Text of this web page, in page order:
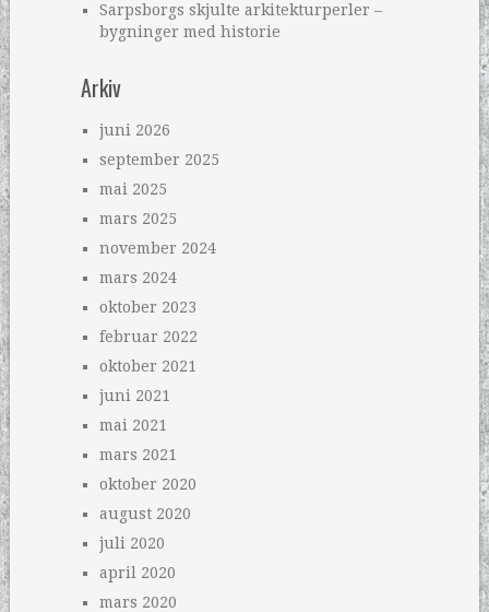
Sarpsborgs skjulte arkitekturperler –
bygninger med historie
Arkiv
juni 2026
september 2025
mai 2025
mars 2025
november 2024
mars 2024
oktober 2023
februar 2022
oktober 2021
juni 2021
mai 2021
mars 2021
oktober 2020
august 2020
juli 2020
april 2020
mars 2020